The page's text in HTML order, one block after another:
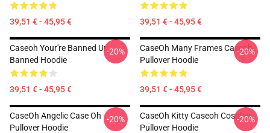
39,51 € - 45,95 € 39,51 € - 45,95 €
Caseoh Your're Banned Ur
Banned Hoodie
39,51 € - 45,95 €
-20%
CaseOh Many Frames Caseoh
Pullover Hoodie
39,51 € - 45,95 €
-20%
CaseOh Angelic Case Oh
Pullover Hoodie
-20%
CaseOh Kitty Caseoh Cosplay
Pullover Hoodie
-20%